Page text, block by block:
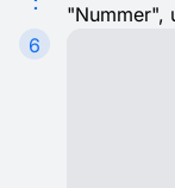
"Nummer",
6